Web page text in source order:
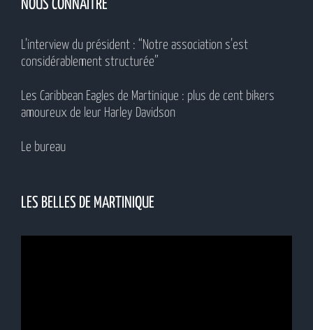
NOUS CONNAÎTRE
L’interview du président : “Notre association s’est
considérablement structurée”
Les Caribbean Eagles de Martinique : plus de cent bikers
amoureux de leur Harley Davidson
Le bureau
LES BELLES DE MARTINIQUE